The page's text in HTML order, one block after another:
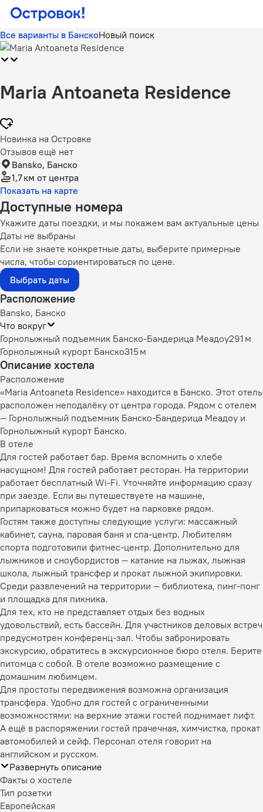
Все варианты в БанскоНовый поиск
Maria Antoaneta Residence
Новинка на Островке
Отзывов ещё нет
Bansko, Банско
1,7 км от центра
Показать на карте
Доступные номера
Укажите даты поездки, и мы покажем вам актуальные цены
Даты не выбраны
Если не знаете конкретные даты, выберите примерные
числа, чтобы сориентироваться по цене.
Выбрать даты
Расположение
Bansko, Банско
Что вокруг
Горнолыжный подъемник Банско-Бандерица Меадоу291 м
Горнолыжный курорт Банско315 м
Описание хостела
Расположение
«Maria Antoaneta Residence» находится в Банско. Этот отель
расположен неподалёку от центра города. Рядом с отелем
— Горнолыжный подъемник Банско-Бандерица Меадоу и
Горнолыжный курорт Банско.
В отеле
Для гостей работает бар. Время вспомнить о хлебе
насущном! Для гостей работает ресторан. На территории
работает бесплатный Wi-Fi. Уточняйте информацию сразу
при заезде. Если вы путешествуете на машине,
припарковаться можно будет на парковке рядом.
Гостям также доступны следующие услуги: массажный
кабинет, сауна, паровая баня и спа-центр. Любителям
спорта подготовили фитнес-центр. Дополнительно для
лыжников и сноубордистов — катание на лыжах, лыжная
школа, лыжный трансфер и прокат лыжной экипировки.
Среди развлечений на территории — библиотека, пинг-понг
и площадка для пикника.
Для тех, кто не представляет отдых без водных
удовольствий, есть бассейн. Для участников деловых встреч
предусмотрен конференц-зал. Чтобы забронировать
экскурсию, обратитесь в экскурсионное бюро отеля. Берите
питомца с собой. В отеле возможно размещение с
домашним любимцем.
Для простоты передвижения возможна организация
трансфера. Удобно для гостей с ограниченными
возможностями: на верхние этажи гостей поднимает лифт.
А ещё в распоряжении гостей прачечная, химчистка, прокат
автомобилей и сейф. Персонал отеля говорит на
английском и русском.
Развернуть описание
Факты о хостеле
Тип розетки
Европейская